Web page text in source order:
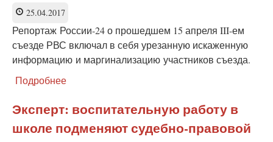
25.04.2017
Репортаж России-24 о прошедшем 15 апреля III-ем
съезде РВС включал в себя урезанную искаженную
информацию и маргинализацию участников съезда.
Подробнее
съезд
РВС
на
Эксперт: воспитательную работу в
школе подменяют судебно-правовой